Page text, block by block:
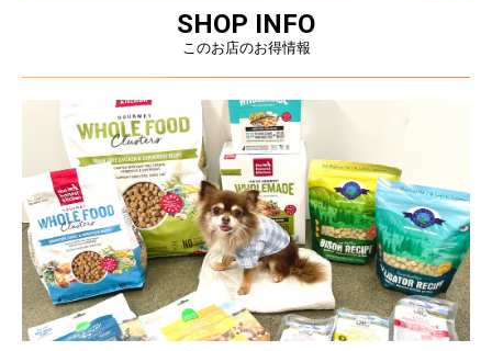
SHOP INFO
このお店のお得情報